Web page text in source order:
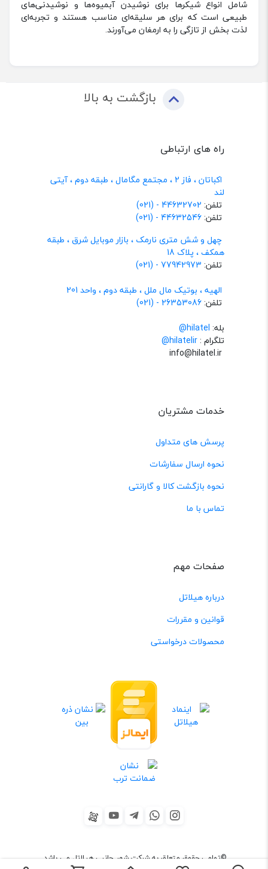
شامل انواع شیکرها برای نوشیدن آبمیوه‌ها و نوشیدنی‌های
طبیعی است که برای هر سلیقه‌ای مناسب هستند و تجربه‌ای
لذت بخش از تازگی را به ارمغان می‌آورند.
بازگشت به بالا
راه های ارتباطی
اکباتان ، فاز 2 ، مجتمع مگامال ، طبقه دوم ، آیتی
لند
تلفن: 44632702 - (021)
تلفن:44632546 - (021)
چهل و شش متری نارمک ، بازار موبایل شرق ، طبقه
همکف ، پلاک 18
تلفن: 77942973 - (021)
الهیه ، بوتیک مال ملل ، طبقه دوم ، واحد 201
تلفن:26353086 - (021)
بله: hilatel@
تلگرام :@hilatelir
خدمات مشتریان
پرسش های متداول
نحوه ارسال سفارشات
نحوه بازگشت کالا و گارانتی
تماس با ما
صفحات مهم
درباره هیلاتل
قوانین و مقررات
محصولات درخواستی
©تمامی حقوق متعلق به شرکت شهر جانبی هیلاتل می باشد.